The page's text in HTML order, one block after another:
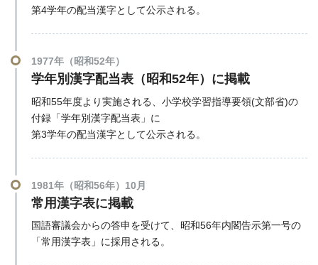
第4学年の配当漢字として公示される。
1977年（昭和52年）
学年別漢字配当表（昭和52年）に掲載
昭和55年度より実施される、小学校学習指導要領(文部省)の
付録「学年別漢字配当表」に
第3学年の配当漢字として公示される。
1981年（昭和56年）10月
常用漢字表に掲載
国語審議会からの答申を受けて、昭和56年内閣告示第一号の
「常用漢字表」に採用される。